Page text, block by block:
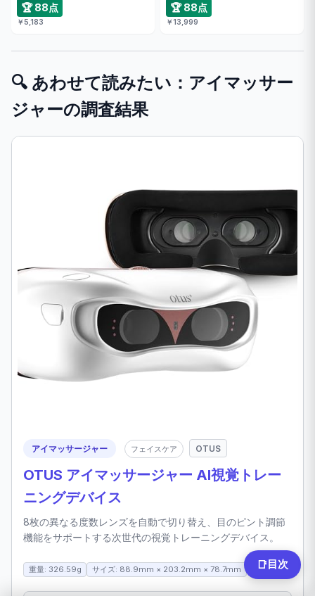
📑 目次
🏆 88点
￥5,183
🏆 88点
￥13,999
🔍 あわせて読みたい：アイマッサー
ジャーの調査結果
アイマッサージャー フェイスケア OTUS
OTUS アイマッサージャー AI視覚トレー
ニングデバイス
8枚の異なる度数レンズを自動で切り替え、目のピント調節
機能をサポートする次世代の視覚トレーニングデバイス。
重量: 326.59g サイズ: 88.9mm × 203.2mm × 78.7mm